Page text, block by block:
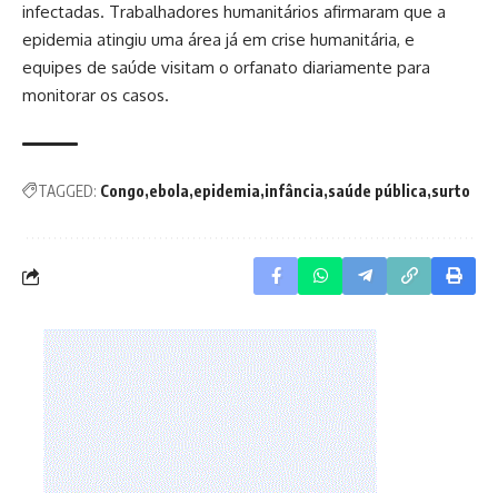
infectadas. Trabalhadores humanitários afirmaram que a
epidemia atingiu uma área já em crise humanitária, e
equipes de saúde visitam o orfanato diariamente para
monitorar os casos.
TAGGED: Congo ebola epidemia infância saúde pública surto